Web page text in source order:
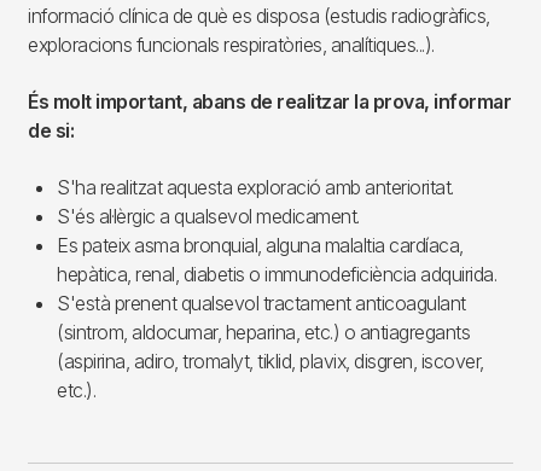
informació clínica de què es disposa (estudis radiogràfics,
exploracions funcionals respiratòries, analítiques...).
És molt important, abans de realitzar la prova, informar
de si:
S'ha realitzat aquesta exploració amb anterioritat.
S'és al·lèrgic a qualsevol medicament.
Es pateix asma bronquial, alguna malaltia cardíaca,
hepàtica, renal, diabetis o immunodeficiència adquirida.
S'està prenent qualsevol tractament anticoagulant
(sintrom, aldocumar, heparina, etc.) o antiagregants
(aspirina, adiro, tromalyt, tiklid, plavix, disgren, iscover,
etc.).